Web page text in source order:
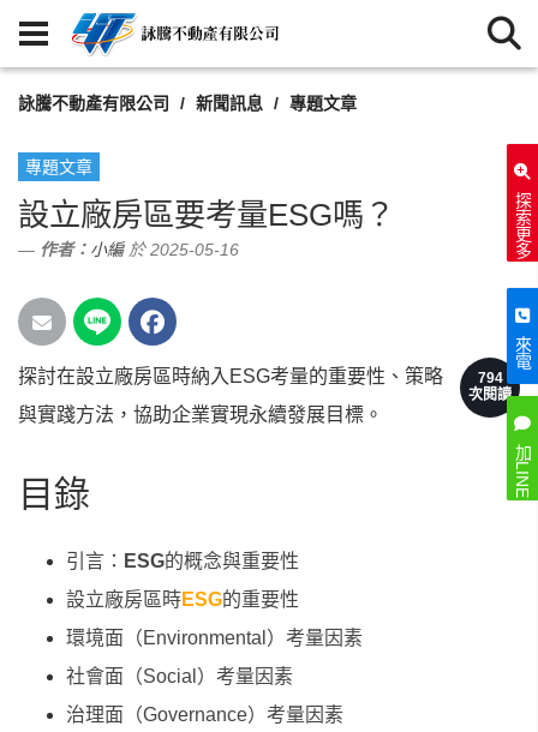
探索更多
來電
加LINE
詠騰不動產有限公司 新聞訊息 專題文章
專題文章
設立廠房區要考量ESG嗎？
作者： 小編於 2025-05-16
794
次閱讀
探討在設立廠房區時納入ESG考量的重要性、策略
與實踐方法，協助企業實現永續發展目標。
目錄
引言： ESG的概念與重要性
設立廠房區時ESG的重要性
環境面（Environmental）考量因素
社會面（Social）考量因素
治理面（Governance）考量因素